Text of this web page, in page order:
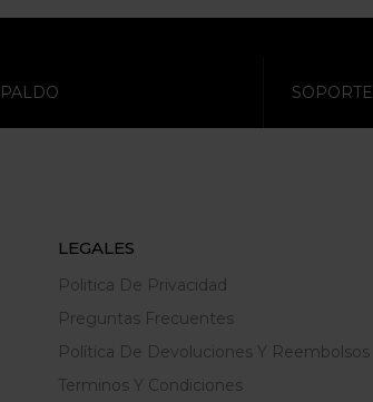
SOPORTE
LEGALES
Politica De Privacidad
Preguntas Frecuentes
Política De Devoluciones Y Reembolsos
Terminos Y Condiciones